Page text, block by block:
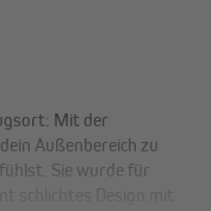
Mit der
Außenbereich zu
Sie wurde für